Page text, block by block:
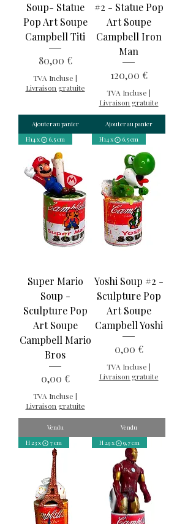
Soup- Statue
Pop Art Soupe
Campbell Titi
Prix
80,00 €
TVA Incluse |
Livraison gratuite
Ajouter au panier
#2 - Statue Pop
Art Soupe
Campbell Iron
Man
Prix
120,00 €
TVA Incluse |
Livraison gratuite
Ajouter au panier
H14 x ⨀ 6,5 cm
Super Mario
Soup -
Sculpture Pop
Art Soupe
Campbell Mario
Bros
Prix
0,00 €
TVA Incluse |
Livraison gratuite
Vendu
H14 x ⨀ 6,5 cm
Yoshi Soup #2 -
Sculpture Pop
Art Soupe
Campbell Yoshi
Prix
0,00 €
TVA Incluse |
Livraison gratuite
Vendu
H 23 x ⨀ 7 cm
H 29 x ⨀ 9,7 cm